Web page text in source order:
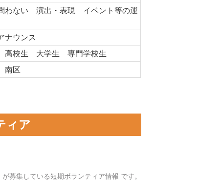
わない 演出・表現 イベント等の運
ナウンス
高校生 大学生 専門学校生
南区
ィア
が募集している短期ボランティア情報 です。